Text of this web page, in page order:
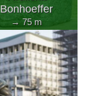
Bonhoeffer
→ 75 m